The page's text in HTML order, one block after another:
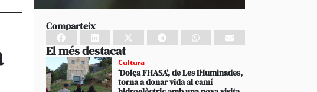
Comparteix
El més destacat
Cultura
‘Dolça FHASA’, de Les Il·luminades,
torna a donar vida al camí